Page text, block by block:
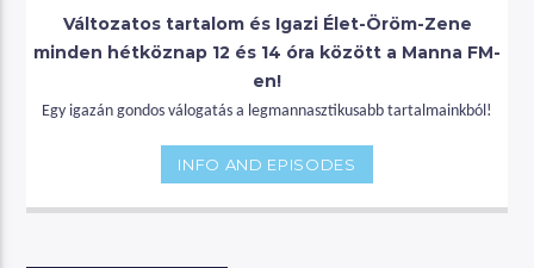
Változatos tartalom és Igazi Élet-Öröm-Zene
minden hétköznap 12 és 14 óra között a Manna FM-
en!
Egy igazán gondos válogatás a legmannasztikusabb tartalmainkból!
INFO AND EPISODES